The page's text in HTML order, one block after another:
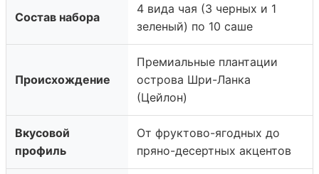
Состав набора
4 вида чая (3 черных и 1
зеленый) по 10 саше
Происхождение
Премиальные плантации
острова Шри-Ланка
(Цейлон)
Вкусовой
профиль
От фруктово-ягодных до
пряно-десертных акцентов